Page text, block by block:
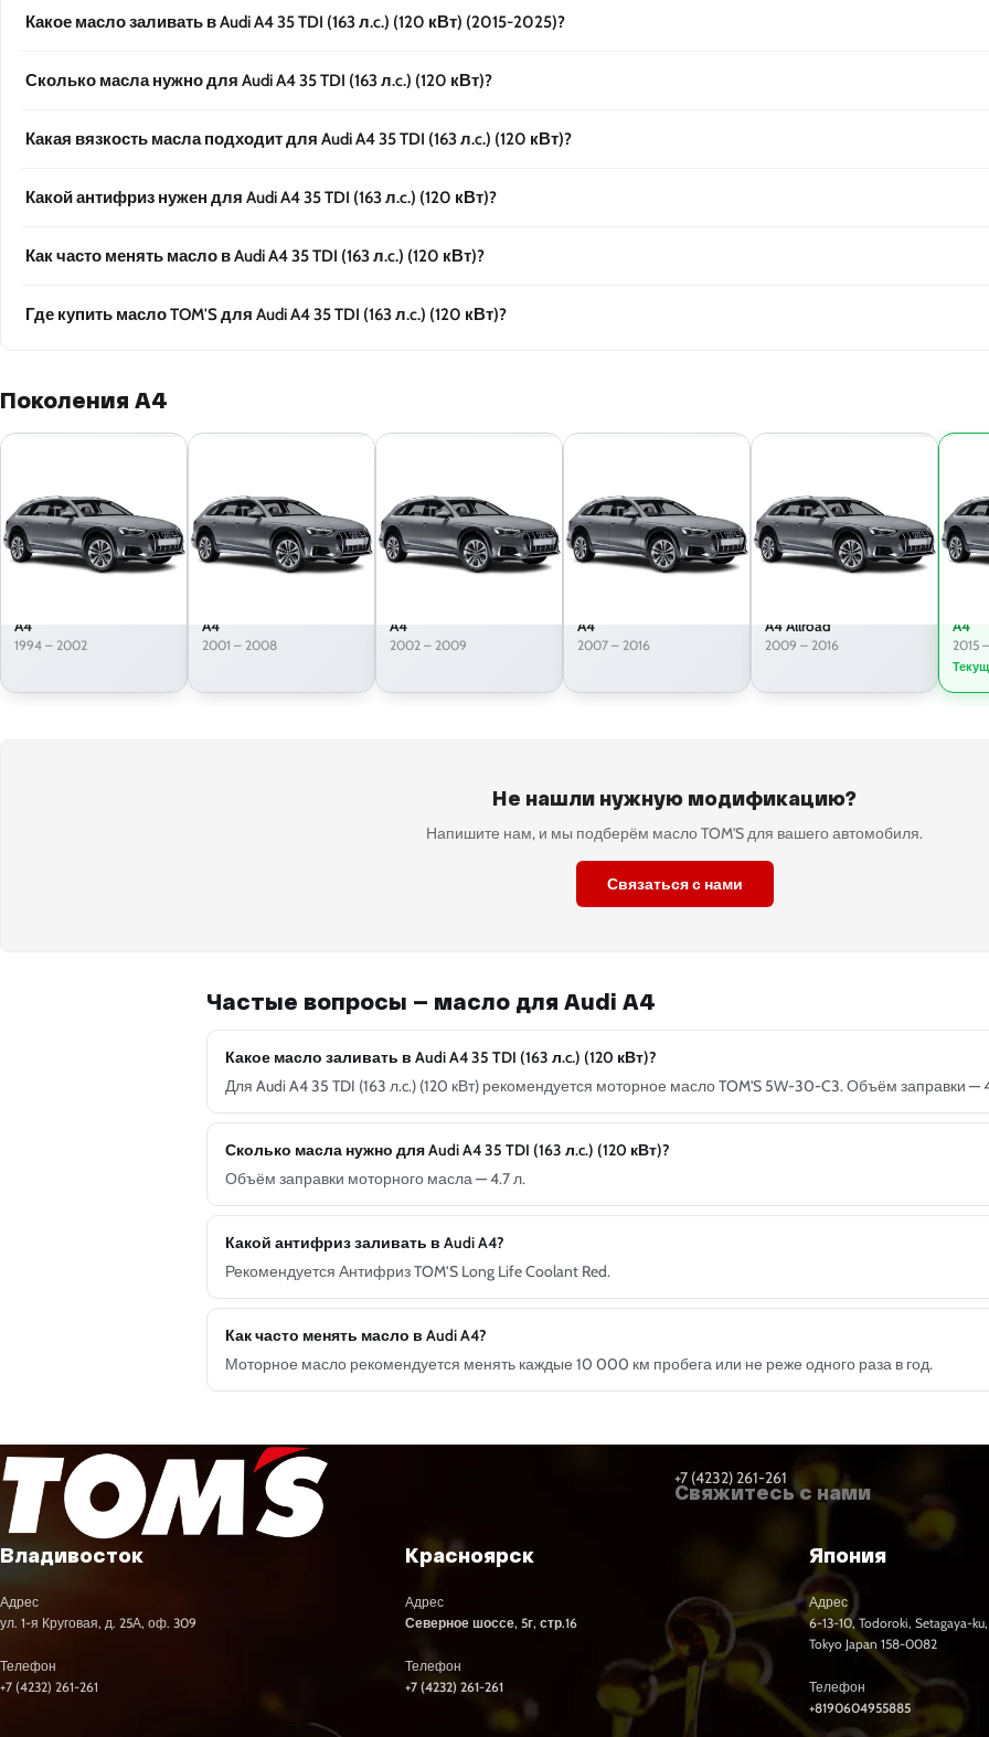
Какое масло заливать в Audi A4 35 TDI (163 л.c.) (120 кВт) (2015-2025)?
Сколько масла нужно для Audi A4 35 TDI (163 л.c.) (120 кВт)?
Какая вязкость масла подходит для Audi A4 35 TDI (163 л.c.) (120 кВт)?
Какой антифриз нужен для Audi A4 35 TDI (163 л.c.) (120 кВт)?
Как часто менять масло в Audi A4 35 TDI (163 л.c.) (120 кВт)?
Где купить масло TOM'S для Audi A4 35 TDI (163 л.c.) (120 кВт)?
Поколения A4
A4
1994 – 2002
A4
2001 – 2008
A4
2002 – 2009
A4
2007 – 2016
A4 Allroad
2009 – 2016
A4
2015
Не нашли нужную модификацию?
Напишите нам, и мы подберём масло TOM'S для вашего автомобиля.
Связаться с нами
Частые вопросы — масло для Audi A4
Какое масло заливать в Audi A4 35 TDI (163 л.c.) (120 кВт)?
Для Audi A4 35 TDI (163 л.c.) (120 кВт) рекомендуется моторное масло TOM'S 5W-30-C3. Объём заправки —
Сколько масла нужно для Audi A4 35 TDI (163 л.c.) (120 кВт)?
Объём заправки моторного масла — 4.7 л.
Какой антифриз заливать в Audi A4?
Рекомендуется Антифриз TOM’S Long Life Coolant Red.
Как часто менять масло в Audi A4?
Моторное масло рекомендуется менять каждые 10 000 км пробега или не реже одного раза в год.
+7 (4232) 261-261
Свяжитесь с нами
Владивосток
Адрес
ул. 1-я Круговая, д. 25А, оф. 309
Телефон
+7 (4232) 261-261
Красноярск
Адрес
Северное шоссе, 5г, стр.16
Телефон
+7 (4232) 261-261
Япония
Адрес
6-13-10, Todoroki, Setagaya-ku,
Tokyo Japan 158-0082
Телефон
+8190604955885